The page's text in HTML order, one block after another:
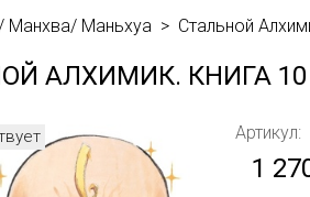
Манхва/ Маньхуа Стальной
АЛХИМИК. КНИГА 10
Артикул:
1